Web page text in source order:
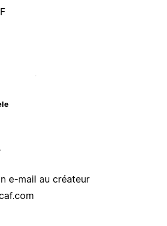
e-mail au créateur